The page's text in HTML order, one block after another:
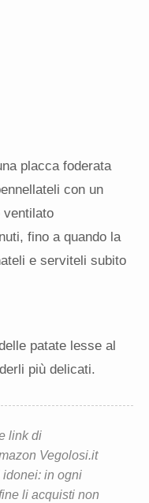
placca foderata
con un
ventilato
fino a quando la
e serviteli subito
patate lesse al
più delicati.
link di
Vegolosi.it
in ogni
li acquisti non